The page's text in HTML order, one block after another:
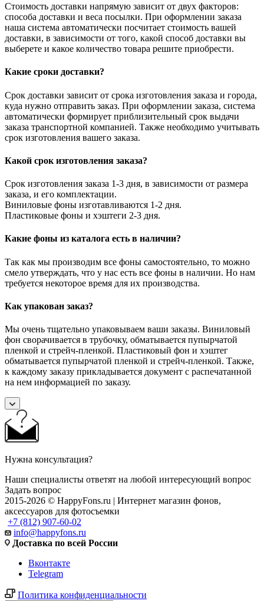
Стоимость доставки напрямую зависит от двух факторов:
способа доставки и веса посылки. При оформлении заказа
наша система автоматически посчитает стоимость вашей
доставки, в зависимости от того, какой способ доставки вы
выберете и какое количество товара решите приобрести.
Какие сроки доставки?
Срок доставки зависит от срока изготовления заказа и города,
куда нужно отправить заказ. При оформлении заказа, система
автоматически формирует приблизительный срок выдачи
заказа транспортной компанией. Также необходимо учитывать
срок изготовления вашего заказа.
Какой срок изготовления заказа?
Срок изготовления заказа 1-3 дня, в зависимости от размера
заказа, и его комплектации.
Виниловые фоны изготавливаются 1-2 дня.
Пластиковые фоны и хэштеги 2-3 дня.
Какие фоны из каталога есть в наличии?
Так как мы производим все фоны самостоятельно, то можно
смело утверждать, что у нас есть все фоны в наличии. Но нам
требуется некоторое время для их производства.
Как упакован заказ?
Мы очень тщательно упаковываем ваши заказы. Виниловый
фон сворачивается в трубочку, обматывается пупырчатой
пленкой и стрейч-пленкой. Пластиковый фон и хэштег
обматывается пупырчатой пленкой и стрейч-пленкой. Также,
к каждому заказу прикладывается документ с распечатанной
на нем информацией по заказу.
Нужна консультация?
Наши специалисты ответят на любой интересующий вопрос
Задать вопрос
2015-2026 © HappyFons.ru | Интернет магазин фонов,
аксессуаров для фотосъемки
+7 (812) 907-60-02
info@happyfons.ru
Доставка по всей России
Вконтакте
Telegram
Политика конфиденциальности